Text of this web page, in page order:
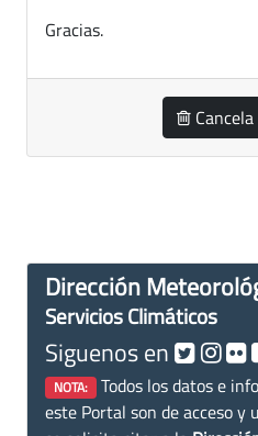
Gracias.
Cancela
Dirección
Servicios Climáticos
Siguenos en
NOTA: Todos los datos e
este Portal son de acceso y